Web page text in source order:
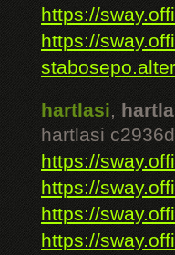
https://
https://
hartlasi,
hartlasi
https://
https://
https://
https://